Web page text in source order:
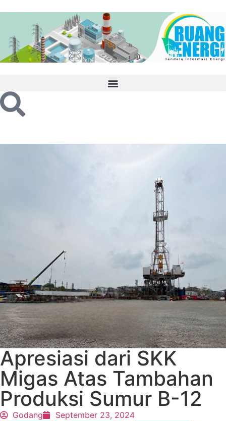
Apresiasi dari SKK
Migas Atas Tambahan
Produksi Sumur B-12
Godang September 23, 2024